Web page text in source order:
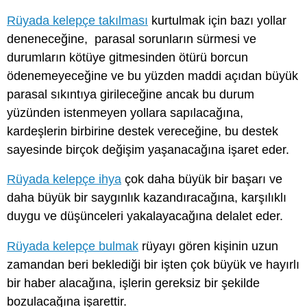
Rüyada kelepçe takılması kurtulmak için bazı yollar
deneneceğine, parasal sorunların sürmesi ve
durumların kötüye gitmesinden ötürü borcun
ödenemeyeceğine ve bu yüzden maddi açıdan büyük
parasal sıkıntıya girileceğine ancak bu durum
yüzünden istenmeyen yollara sapılacağına,
kardeşlerin birbirine destek vereceğine, bu destek
sayesinde birçok değişim yaşanacağına işaret eder.
Rüyada kelepçe ihya çok daha büyük bir başarı ve
daha büyük bir saygınlık kazandıracağına, karşılıklı
duygu ve düşünceleri yakalayacağına delalet eder.
Rüyada kelepçe bulmak rüyayı gören kişinin uzun
zamandan beri beklediği bir işten çok büyük ve hayırlı
bir haber alacağına, işlerin gereksiz bir şekilde
bozulacağına işarettir.